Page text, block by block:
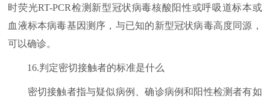
时荧光RT-PCR检测新型冠状病毒核酸阳性或呼吸道标本或
血液标本病毒基因测序，与已知的新型冠状病毒高度同源，
可以确诊。
16.判定密切接触者的标准是什么
密切接触者指与疑似病例、确诊病例和阳性检测者有如